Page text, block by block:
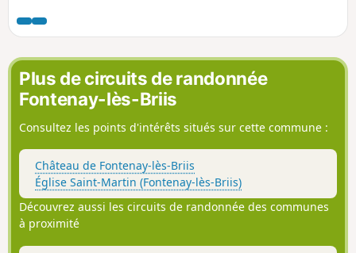
Plus de circuits de randonnée
Fontenay-lès-Briis
Consultez les points d'intérêts situés sur cette commune :
Château de Fontenay-lès-Briis
Église Saint-Martin (Fontenay-lès-Briis)
Découvrez aussi les circuits de randonnée des communes
à proximité